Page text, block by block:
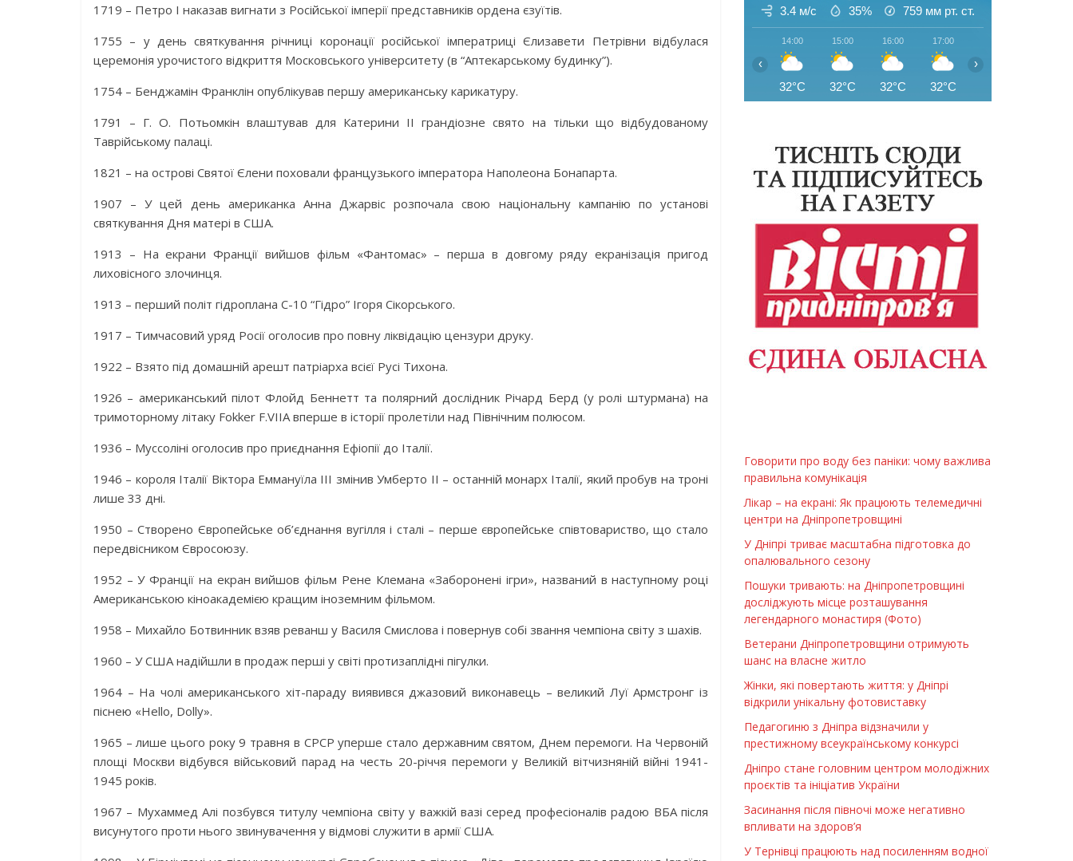
1719 – Петро I наказав вигнати з Російської імперії представників ордена єзуїтів.
1755 – у день святкування річниці коронації російської імператриці Єлизавети Петрівни відбулася
церемонія урочистого відкриття Московського університету (в “Аптекарському будинку”).
1754 – Бенджамін Франклін опублікував першу американську карикатуру.
1791 – Г. О. Потьомкін влаштував для Катерини II грандіозне свято на тільки що відбудованому
Таврійському палаці.
1821 – на острові Святої Єлени поховали французького імператора Наполеона Бонапарта.
1907 – У цей день американка Анна Джарвіс розпочала свою національну кампанію по установі
святкування Дня матері в США.
1913 – На екрани Франції вийшов фільм «Фантомас» – перша в довгому ряду екранізація пригод
лиховісного злочинця.
1913 – перший політ гідроплана С-10 “Гідро” Ігоря Сікорського.
1917 – Тимчасовий уряд Росії оголосив про повну ліквідацію цензури друку.
1922 – Взято під домашній арешт патріарха всієї Русі Тихона.
1926 – американський пілот Флойд Беннетт та полярний дослідник Річард Берд (у ролі штурмана) на
тримоторному літаку Fokker F.VIIA вперше в історії пролетіли над Північним полюсом.
1936 – Муссоліні оголосив про приєднання Ефіопії до Італії.
1946 – короля Італії Віктора Еммануїла ІІІ змінив Умберто ІІ – останній монарх Італії, який пробув на троні
лише 33 дні.
1950 – Створено Європейське об’єднання вугілля і сталі – перше європейське співтовариство, що стало
передвісником Євросоюзу.
1952 – У Франції на екран вийшов фільм Рене Клемана «Заборонені ігри», названий в наступному році
Американською кіноакадемією кращим іноземним фільмом.
1958 – Михайло Ботвинник взяв реванш у Василя Смислова і повернув собі звання чемпіона світу з шахів.
1960 – У США надійшли в продаж перші у світі протизаплідні пігулки.
1964 – На чолі американського хіт-параду виявився джазовий виконавець – великий Луї Армстронг із
піснею «Hello, Dolly».
1965 – лише цього року 9 травня в СРСР уперше стало державним святом, Днем перемоги. На Червоній
площі Москви відбувся військовий парад на честь 20-річчя перемоги у Великій вітчизняній війні 1941-
1945 років.
1967 – Мухаммед Алі позбувся титулу чемпіона світу у важкій вазі серед професіоналів радою ВБА після
висунутого проти нього звинувачення у відмові служити в армії США.
3.4 м/с 35% 759 мм рт. ст.
14:00
32°C
15:00
32°C
16:00
32°C
17:00
32°C
‹ ›
Говорити про воду без паніки: чому важлива
правильна комунікація
Лікар – на екрані: Як працюють телемедичні
центри на Дніпропетровщині
У Дніпрі триває масштабна підготовка до
опалювального сезону
Пошуки тривають: на Дніпропетровщині
досліджують місце розташування
легендарного монастиря (Фото)
Ветерани Дніпропетровщини отримують
шанс на власне житло
Жінки, які повертають життя: у Дніпрі
відкрили унікальну фотовиставку
Педагогиню з Дніпра відзначили у
престижному всеукраїнському конкурсі
Дніпро стане головним центром молодіжних
проєктів та ініціатив України
Засинання після півночі може негативно
впливати на здоров’я
У Тернівці працюють над посиленням водної